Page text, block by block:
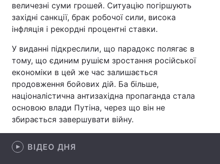
Здоров'я Туризм
Цікавинки Погода
Екологія Регіони
Лонгріди
Відео з Youtube Статті
Архів
величезні суми грошей. Ситуацію погіршують
західні санкції, брак робочої сили, висока
інфляція і рекордні процентні ставки.
У виданні підкреслили, що парадокс полягає в
тому, що єдиним рушієм зростання російської
економіки в цей же час залишається
продовження бойових дій. Ба більше,
націоналістична антизахідна пропаганда стала
основою влади Путіна, через що він не
збирається завершувати війну.
ВІДЕО ДНЯ